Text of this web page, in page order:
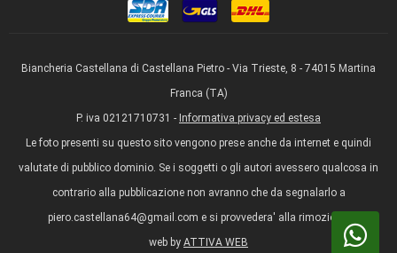
Biancheria Castellana di Castellana Pietro - Via Trieste, 8 - 74015 Martina
Franca (TA)
P. iva 02121710731 - Informativa privacy ed estesa
Le foto presenti su questo sito vengono prese anche da internet e quindi
valutate di pubblico dominio. Se i soggetti o gli autori avessero qualcosa in
contrario alla pubblicazione non avranno che da segnalarlo a
piero.castellana64@gmail.com e si provvedera' alla rimozione.
web by ATTIVA WEB